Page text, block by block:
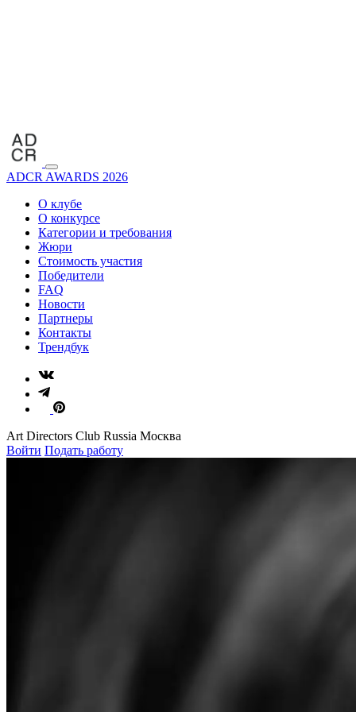
ADCR AWARDS 2026
О клубе
О конкурсе
Категории и требования
Жюри
Стоимость участия
Победители
FAQ
Новости
Партнеры
Контакты
Трендбук
Art Directors Club Russia Москва
Войти Подать работу